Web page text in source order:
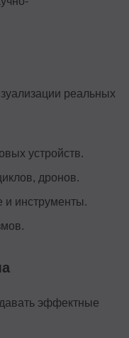
реальных
устройств.
дронов.
инструменты.
эффектные